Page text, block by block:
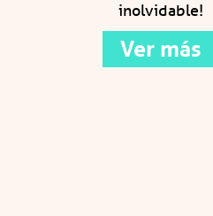
inolvidable!
Ver más